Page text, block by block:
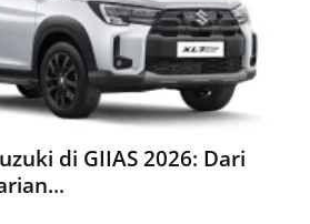
di GIIAS 2026: Dari